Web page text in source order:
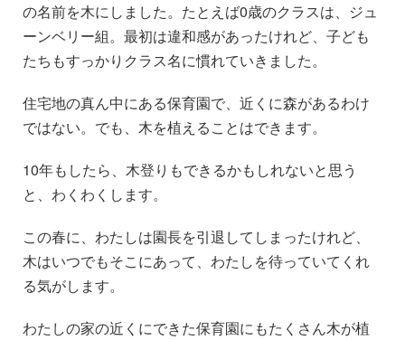
の名前を木にしました。たとえば0歳のクラスは、ジュ
ーンベリー組。最初は違和感があったけれど、子ども
たちもすっかりクラス名に慣れていきました。
住宅地の真ん中にある保育園で、近くに森があるわけ
ではない。でも、木を植えることはできます。
10年もしたら、木登りもできるかもしれないと思う
と、わくわくします。
この春に、わたしは園長を引退してしまったけれど、
木はいつでもそこにあって、わたしを待っていてくれ
る気がします。
わたしの家の近くにできた保育園にもたくさん木が植